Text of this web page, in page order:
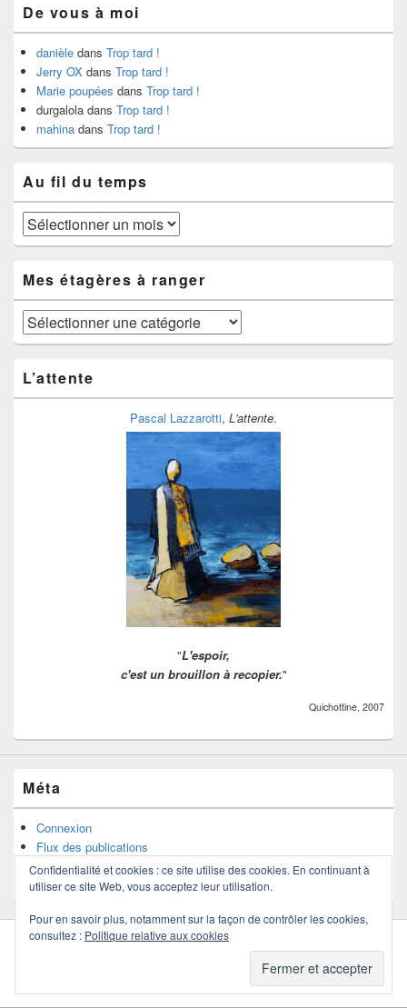
De vous à moi
danièle dans Trop tard !
Jerry OX dans Trop tard !
Marie poupées dans Trop tard !
durgalola dans Trop tard !
mahina dans Trop tard !
Au fil du temps
Au
fil
temps
Mes étagères à ranger
Mes
étagères
ranger
L’attente
Pascal Lazzarotti, L'attente.
"L'espoir,
c'est un brouillon à recopier."
Quichottine, 2007
Méta
Connexion
Flux des publications
Flux des commentaires
Site de WordPress-FR
Politique de confidentialité
Thèmes Catch
Confidentialité et cookies : ce site utilise des cookies. En continuant à
utiliser ce site Web, vous acceptez leur utilisation.
Pour en savoir plus, notamment sur la façon de contrôler les cookies,
consultez : Politique relative aux cookies